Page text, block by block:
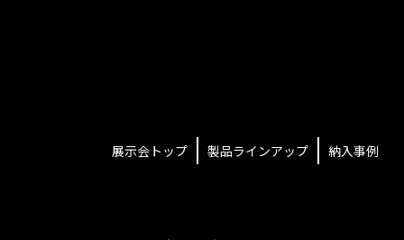
展示会トップ 製品ラインアップ 納入事例